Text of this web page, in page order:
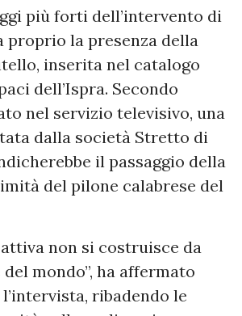
più forti dell’intervento di
proprio la presenza della
inserita nel catalogo
dell’Ispra. Secondo
nel servizio televisivo, una
dalla società Stretto di
il passaggio della
del pilone calabrese del
attiva non si costruisce da
mondo”, ha affermato
ribadendo le